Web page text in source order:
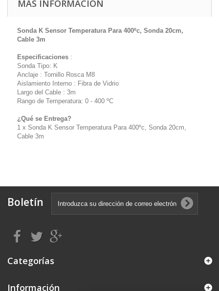
MÁS INFORMACIÓN
Sonda K Sensor Temperatura Para 400ºc, Sonda 20cm,
Cable 3m
Especificaciones :
Sonda Tipo: K
Anclaje : Tornillo Rosca M8
Aislamiento Interno : Fibra de Vidrio
Largo del Cable : 3m
Rango de Temperatura: 0 - 400 ºC
¿Qué se Entrega?
1 x Sonda K Sensor Temperatura Para 400ºc, Sonda 20cm,
Cable 3m
Boletín
Categorías
Información